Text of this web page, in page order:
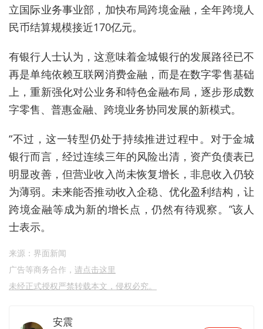
立国际业务事业部，加快布局跨境金融，全年跨境人
民币结算规模接近170亿元。
有银行人士认为，这意味着金城银行的发展路径已不
再是单纯依赖互联网消费金融，而是在数字零售基础
上，重新强化对公业务和特色金融布局，逐步形成数
字零售、普惠金融、跨境业务协同发展的新模式。
“不过，这一转型仍处于持续推进过程中。对于金城
银行而言，经过连续三年的风险出清，资产负债表已
明显改善，但营业收入尚未恢复增长，非息收入仍较
为薄弱。未来能否推动收入企稳、优化盈利结构，让
跨境金融等成为新的增长点，仍然有待观察。”该人
士表示。
来源：界面新闻
广告等商务合作， 请点击这里
未经正式授权严禁转载本文，侵权必究。
安震